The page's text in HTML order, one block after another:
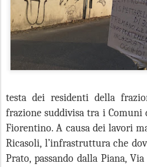
testa dei residenti della
frazione suddivisa tra i Comuni
Fiorentino. A causa dei lavori
Ricasoli, l’infrastruttura che
Prato, passando dalla Piana,